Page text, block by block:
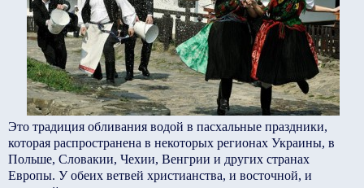
Это традиция обливания водой в пасхальные праздники,
которая распространена в некоторых регионах Украины, в
Польше, Словакии, Чехии, Венгрии и других странах
Европы. У обеих ветвей христианства, и восточной, и